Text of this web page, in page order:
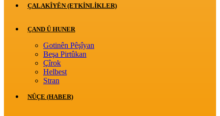
ÇALAKÎYÊN (ETKINLIKLER)
ÇAND Û HUNER
Gotinên Pêşîyan
Beşa Pirtûkan
Çîrok
Helbest
Stran
NÛÇE (HABER)